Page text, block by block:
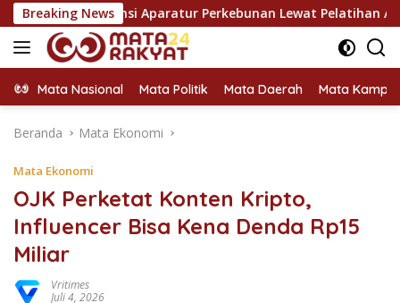
Langsung
ke
konten
Breaking News
Aparatur Perkebunan Lewat Pelatihan Avenza Maps di Way
Mata Nasional Mata Politik Mata Daerah Mata
Beranda Mata Ekonomi
Mata Ekonomi
OJK Perketat Konten Kripto,
Influencer Bisa Kena Denda Rp15
Miliar
Vritimes
Juli 4, 2026